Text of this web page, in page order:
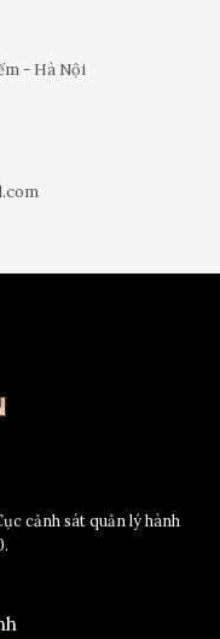
- Hà Nội
cảnh sát quản lý hành